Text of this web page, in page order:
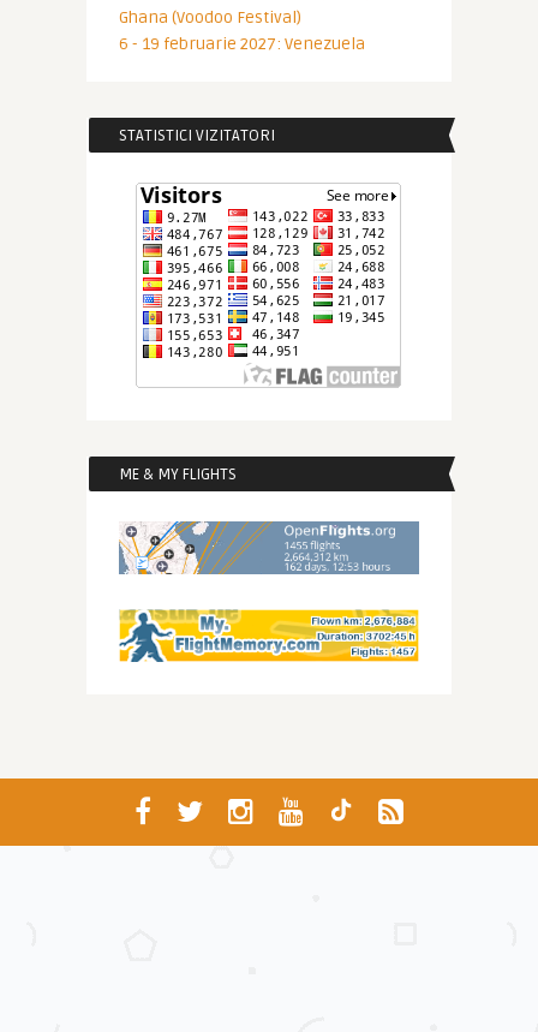
Ghana (Voodoo Festival)
6 - 19 februarie 2027: Venezuela
STATISTICI VIZITATORI
ME & MY FLIGHTS